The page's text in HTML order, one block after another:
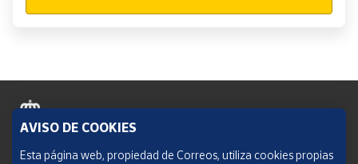
Política de cookies
AVISO DE COOKIES
Esta página web, propiedad de Correos, utiliza cookies propias